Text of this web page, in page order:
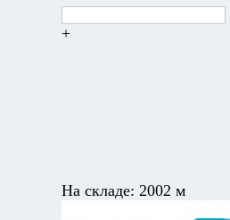
+
На складе: 2002 м